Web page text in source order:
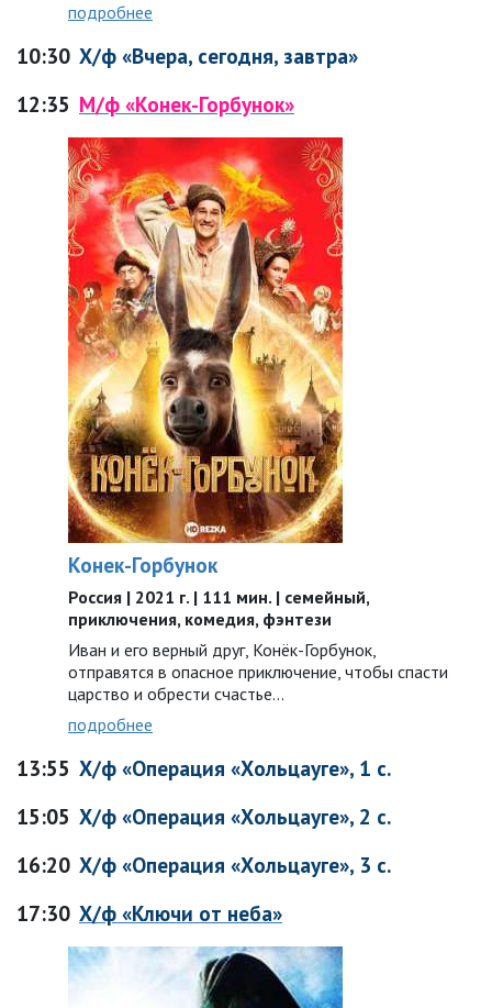
подробнее
10:30 Х/ф «Вчера, сегодня, завтра»
12:35 М/ф «Конек-Горбунок»
Конек-Горбунок
Россия | 2021 г. | 111 мин. | семейный,
приключения, комедия, фэнтези
Иван и его верный друг, Конёк-Горбунок,
отправятся в опасное приключение, чтобы спасти
царство и обрести счастье…
подробнее
13:55 Х/ф «Операция «Хольцауге», 1 с.
15:05 Х/ф «Операция «Хольцауге», 2 с.
16:20 Х/ф «Операция «Хольцауге», 3 с.
17:30 Х/ф «Ключи от неба»